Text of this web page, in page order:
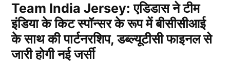
Team India Jersey: एडिडास ने टीम
इंडिया के किट स्पॉन्सर के रूप में बीसीसीआई
के साथ की पार्टनरशिप, डब्ल्यूटीसी फाइनल से
जारी होगी नई जर्सी